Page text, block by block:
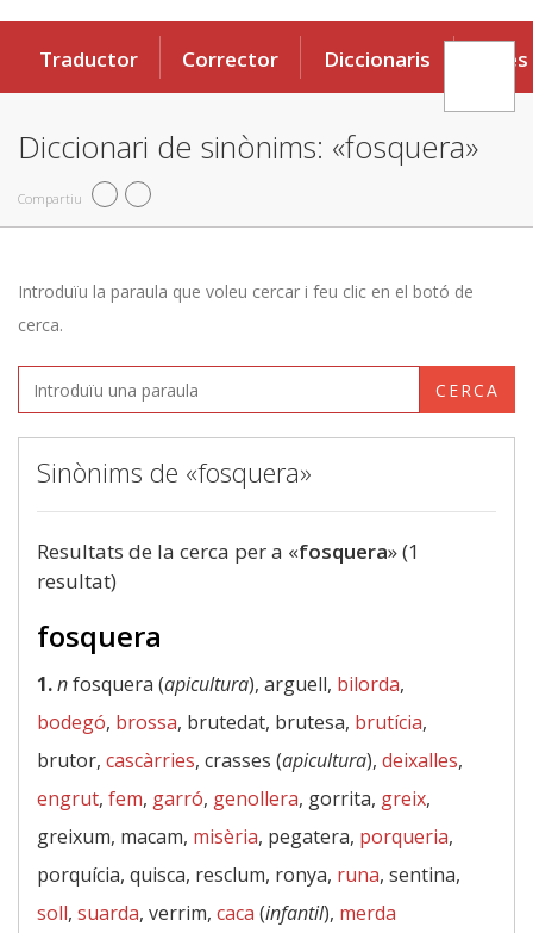
Traductor Corrector Diccionaris Eines
Diccionari de sinònims: «fosquera»
Compartiu
Introduïu la paraula que voleu cercar i feu clic en el botó de
cerca.
CERCA
Sinònims de «fosquera»
Resultats de la cerca per a «fosquera» (1
resultat)
fosquera
1.nfosquera (apicultura), arguell, bilorda,
bodegó, brossa, brutedat, brutesa, brutícia,
brutor, cascàrries, crasses (apicultura), deixalles,
engrut, fem, garró, genollera, gorrita, greix,
greixum, macam, misèria, pegatera, porqueria,
porquícia, quisca, resclum, ronya, runa, sentina,
soll, suarda, verrim, caca (infantil), merda